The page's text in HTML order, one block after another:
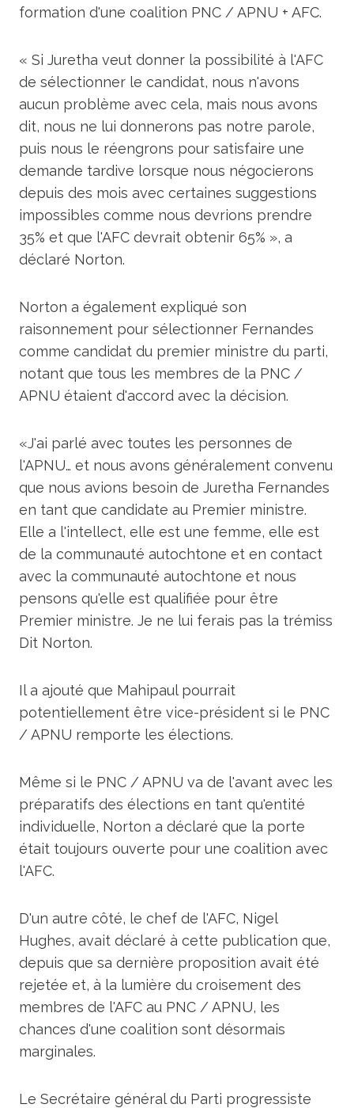
formation d'une coalition PNC / APNU + AFC.
« Si Juretha veut donner la possibilité à l'AFC
de sélectionner le candidat, nous n'avons
aucun problème avec cela, mais nous avons
dit, nous ne lui donnerons pas notre parole,
puis nous le réengrons pour satisfaire une
demande tardive lorsque nous négocierons
depuis des mois avec certaines suggestions
impossibles comme nous devrions prendre
35% et que l'AFC devrait obtenir 65% », a
déclaré Norton.
Norton a également expliqué son
raisonnement pour sélectionner Fernandes
comme candidat du premier ministre du parti,
notant que tous les membres de la PNC /
APNU étaient d'accord avec la décision.
«J'ai parlé avec toutes les personnes de
l'APNU… et nous avons généralement convenu
que nous avions besoin de Juretha Fernandes
en tant que candidate au Premier ministre.
Elle a l'intellect, elle est une femme, elle est
de la communauté autochtone et en contact
avec la communauté autochtone et nous
pensons qu'elle est qualifiée pour être
Premier ministre. Je ne lui ferais pas la trémiss
Dit Norton.
Il a ajouté que Mahipaul pourrait
potentiellement être vice-président si le PNC
/ APNU remporte les élections.
Même si le PNC / APNU va de l'avant avec les
préparatifs des élections en tant qu'entité
individuelle, Norton a déclaré que la porte
était toujours ouverte pour une coalition avec
l'AFC.
D'un autre côté, le chef de l'AFC, Nigel
Hughes, avait déclaré à cette publication que,
depuis que sa dernière proposition avait été
rejetée et, à la lumière du croisement des
membres de l'AFC au PNC / APNU, les
chances d'une coalition sont désormais
marginales.
Le Secrétaire général du Parti progressiste